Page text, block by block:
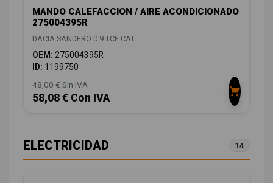
MANDO CALEFACCION / AIRE ACONDICIONADO
275004395R
DACIA SANDERO 0.9 TCE CAT
OEM: 275004395R
ID: 1199750
48,00 € Sin IVA
58,08 € Con IVA
ELECTRICIDAD 14